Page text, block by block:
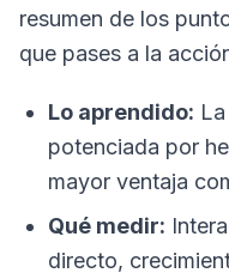
resumen de los
que pases a la
Lo aprendido:
potenciada por
mayor ventaja
Qué medir:
directo,